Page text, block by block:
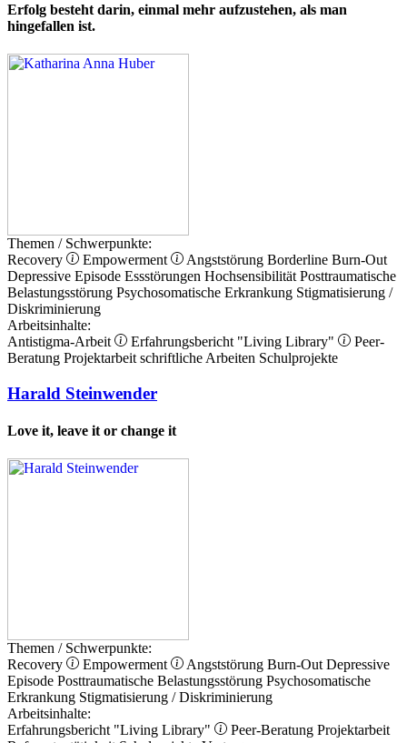
Erfolg besteht darin, einmal mehr aufzustehen, als man
hingefallen ist.
Themen / Schwerpunkte:
Recovery
Empowerment Angststörung Borderline Burn-Out
Depressive Episode Essstörungen Hochsensibilität Posttraumatische
Belastungsstörung Psychosomatische Erkrankung Stigmatisierung /
Diskriminierung
Arbeitsinhalte:
Antistigma-Arbeit
Erfahrungsbericht "Living Library"
Peer-
Beratung Projektarbeit schriftliche Arbeiten Schulprojekte
Harald Steinwender
Love it, leave it or change it
Themen / Schwerpunkte:
Recovery
Empowerment Angststörung Burn-Out Depressive
Episode Posttraumatische Belastungsstörung Psychosomatische
Erkrankung Stigmatisierung / Diskriminierung
Arbeitsinhalte:
Erfahrungsbericht "Living Library" Peer-Beratung Projektarbeit